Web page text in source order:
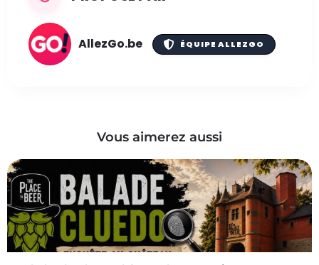
AllezGo.be ÉQUIPE ALLEZGO
Vous aimerez aussi